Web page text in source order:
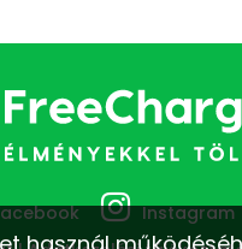
Instagram